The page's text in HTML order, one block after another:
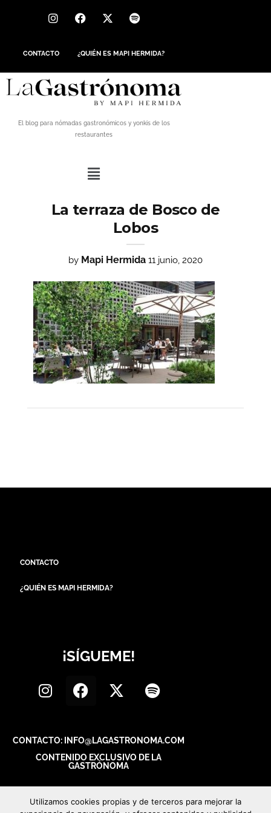
CONTACTO ¿QUIÉN ES MAPI HERMIDA?
El blog para nómadas gastronómicos y yonkis de los
restaurantes
La terraza de Bosco de
Lobos
by Mapi Hermida 11 junio, 2020
CONTACTO
¿QUIÉN ES MAPI HERMIDA?
¡SÍGUEME!
CONTACTO: INFO@LAGASTRONOMA.COM
CONTENIDO EXCLUSIVO DE LA
GASTRÓNOMA
Utilizamos cookies propias y de terceros para mejorar la